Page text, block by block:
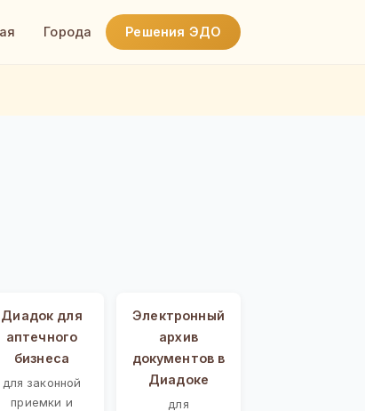
Города Решения ЭДО
Диадок для
аптечного
бизнеса
для законной
приемки и
Электронный
архив
документов в
Диадоке
для